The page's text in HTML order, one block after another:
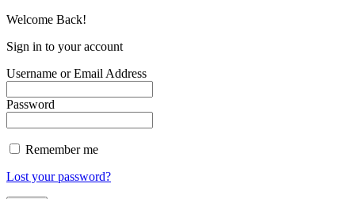
Welcome Back!
Sign in to your account
Username or Email Address
Password
Remember me
Lost your password?